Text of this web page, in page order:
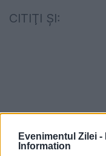
Evenimentul Zilei -
Information
CITIŢI ŞI: